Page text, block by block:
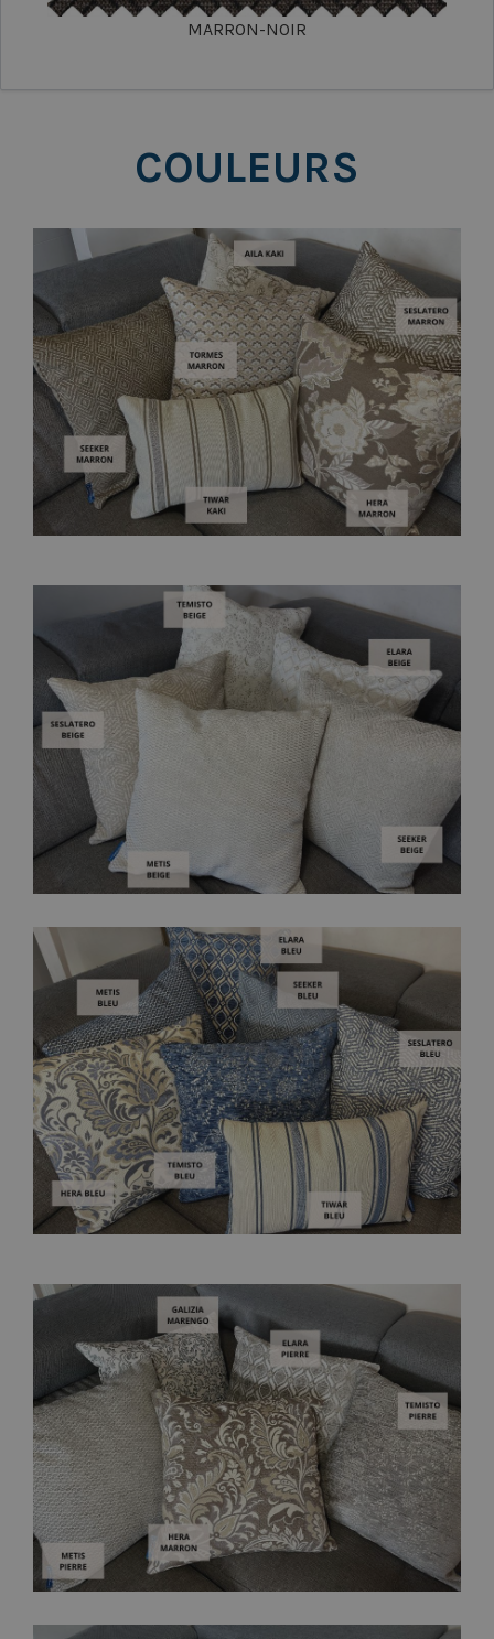
MARRON-NOIR
COULEURS